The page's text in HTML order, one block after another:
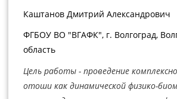
Каштанов Дмитрий Александрович
ФГБОУ ВО "ВГАФК", г. Волгоград,
область
Цель работы - проведение
отоши как динамической физико-